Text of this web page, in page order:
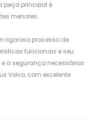
peça principal é
menores.
rigoroso processo de
funcionais e seu
a segurança necessárias
Volvo, com excelente